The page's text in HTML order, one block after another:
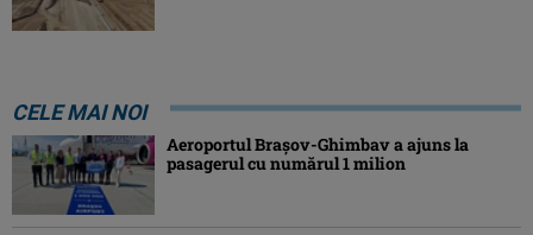
CELE MAI NOI
Aeroportul Brașov-Ghimbav a ajuns la
pasagerul cu numărul 1 milion